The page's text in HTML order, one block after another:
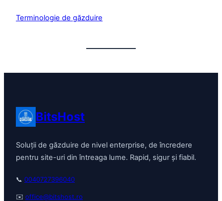
Terminologie de găzduire
BitsHost
Soluții de găzduire de nivel enterprise, de încredere
pentru site-uri din întreaga lume. Rapid, sigur și fiabil.
📞 0040727396040
✉️ office@bitshost.ro